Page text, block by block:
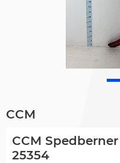
CCM
CCM
25354